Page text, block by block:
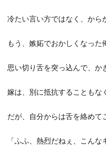
冷たい言い方ではなく、から
もう、嫉妬でおかしくなった
思い切り舌を突っ込んで、か
嫁は、別に抵抗することもな
だが、自分からは舌を絡めて
「ふふ、熱烈だねぇ、こんな